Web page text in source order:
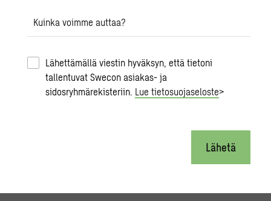
Kuinka voimme auttaa?
Lähettämällä viestin hyväksyn, että tietoni
tallentuvat Swecon asiakas- ja
sidosryhmärekisteriin. Lue tietosuojaseloste>
Lähetä